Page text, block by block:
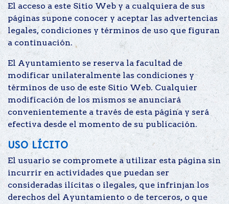
El acceso a este Sitio Web y a cualquiera de sus
páginas supone conocer y aceptar las advertencias
legales, condiciones y términos de uso que figuran
a continuación.
El Ayuntamiento se reserva la facultad de
modificar unilateralmente las condiciones y
términos de uso de este Sitio Web. Cualquier
modificación de los mismos se anunciará
convenientemente a través de esta página y será
efectiva desde el momento de su publicación.
Uso lícito
El usuario se compromete a utilizar esta página sin
incurrir en actividades que puedan ser
consideradas ilícitas o ilegales, que infrinjan los
derechos del Ayuntamiento o de terceros, o que